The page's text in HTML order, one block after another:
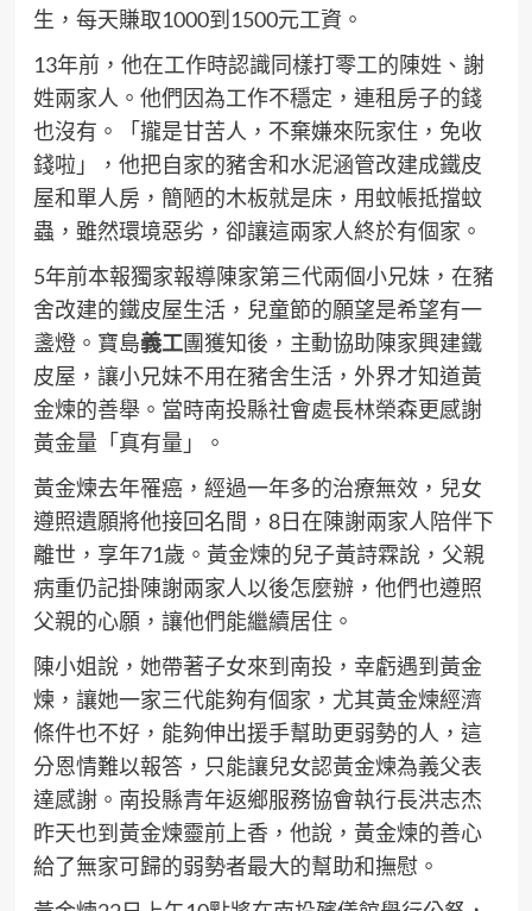
生，每天賺取1000到1500元工資。
13年前，他在工作時認識同樣打零工的陳姓、謝
姓兩家人。他們因為工作不穩定，連租房子的錢
也沒有。「攏是甘苦人，不棄嫌來阮家住，免收
錢啦」，他把自家的豬舍和水泥涵管改建成鐵皮
屋和單人房，簡陋的木板就是床，用蚊帳抵擋蚊
蟲，雖然環境惡劣，卻讓這兩家人終於有個家。
5年前本報獨家報導陳家第三代兩個小兄妹，在豬
舍改建的鐵皮屋生活，兒童節的願望是希望有一
盞燈。寶島義工團獲知後，主動協助陳家興建鐵
皮屋，讓小兄妹不用在豬舍生活，外界才知道黃
金煉的善舉。當時南投縣社會處長林榮森更感謝
黃金量「真有量」。
黃金煉去年罹癌，經過一年多的治療無效，兒女
遵照遺願將他接回名間，8日在陳謝兩家人陪伴下
離世，享年71歲。黃金煉的兒子黃詩霖說，父親
病重仍記掛陳謝兩家人以後怎麼辦，他們也遵照
父親的心願，讓他們能繼續居住。
陳小姐說，她帶著子女來到南投，幸虧遇到黃金
煉，讓她一家三代能夠有個家，尤其黃金煉經濟
條件也不好，能夠伸出援手幫助更弱勢的人，這
分恩情難以報答，只能讓兒女認黃金煉為義父表
達感謝。南投縣青年返鄉服務協會執行長洪志杰
昨天也到黃金煉靈前上香，他說，黃金煉的善心
給了無家可歸的弱勢者最大的幫助和撫慰。